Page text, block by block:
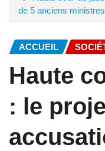
de 5 anciens
ACCUEIL
Haute
: le